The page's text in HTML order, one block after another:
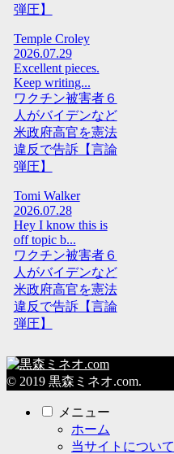
弾圧】
Temple Croley
2026.07.29
Excellent pieces.
Keep writing...
ワクチン被害者６
人がバイデンなど
米政府高官を憲法
違反で告訴【言論
弾圧】
Tomi Walker
2026.07.28
Hey I know this is
off topic b...
ワクチン被害者６
人がバイデンなど
米政府高官を憲法
違反で告訴【言論
弾圧】
© 2019 黒森ミネオ.com.
メニュー
ホーム
当サイトについて